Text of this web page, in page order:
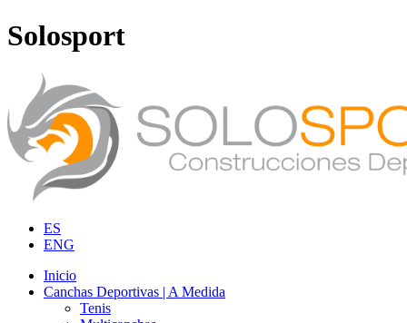
Solosport
ES
ENG
Inicio
Canchas Deportivas | A Medida
Tenis